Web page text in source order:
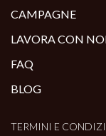
CAMPAGNE
LAVORA CON
FAQ
BLOG
TERMINI E